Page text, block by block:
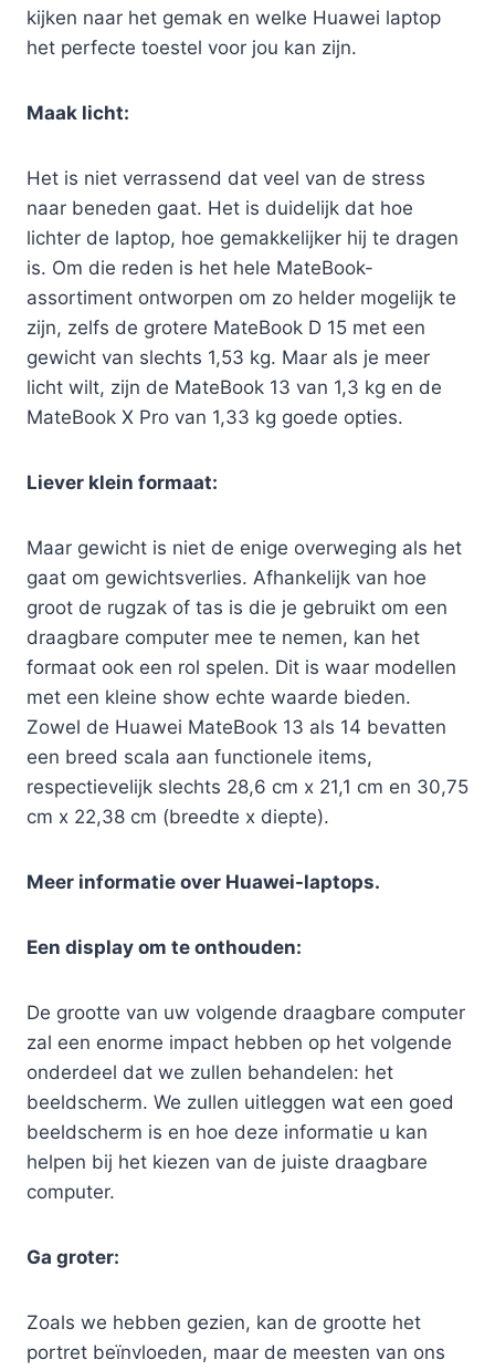
kijken naar het gemak en welke Huawei laptop
het perfecte toestel voor jou kan zijn.
Maak licht:
Het is niet verrassend dat veel van de stress
naar beneden gaat. Het is duidelijk dat hoe
lichter de laptop, hoe gemakkelijker hij te dragen
is. Om die reden is het hele MateBook-
assortiment ontworpen om zo helder mogelijk te
zijn, zelfs de grotere MateBook D 15 met een
gewicht van slechts 1,53 kg. Maar als je meer
licht wilt, zijn de MateBook 13 van 1,3 kg en de
MateBook X Pro van 1,33 kg goede opties.
Liever klein formaat:
Maar gewicht is niet de enige overweging als het
gaat om gewichtsverlies. Afhankelijk van hoe
groot de rugzak of tas is die je gebruikt om een ​​
draagbare computer mee te nemen, kan het
formaat ook een rol spelen. Dit is waar modellen
met een kleine show echte waarde bieden.
Zowel de Huawei MateBook 13 als 14 bevatten
een breed scala aan functionele items,
respectievelijk slechts 28,6 cm x 21,1 cm en 30,75
cm x 22,38 cm (breedte x diepte).
Meer informatie over Huawei-laptops.
Een display om te onthouden:
De grootte van uw volgende draagbare computer
zal een enorme impact hebben op het volgende
onderdeel dat we zullen behandelen: het
beeldscherm. We zullen uitleggen wat een goed
beeldscherm is en hoe deze informatie u kan
helpen bij het kiezen van de juiste draagbare
computer.
Ga groter:
Zoals we hebben gezien, kan de grootte het
portret beïnvloeden, maar de meesten van ons